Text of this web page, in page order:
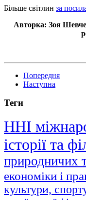
Більше світлин за
Авторка: Зоя
Попередня
Наступна
Теги
ННІ
історії та
природничих
економіки і
культури,